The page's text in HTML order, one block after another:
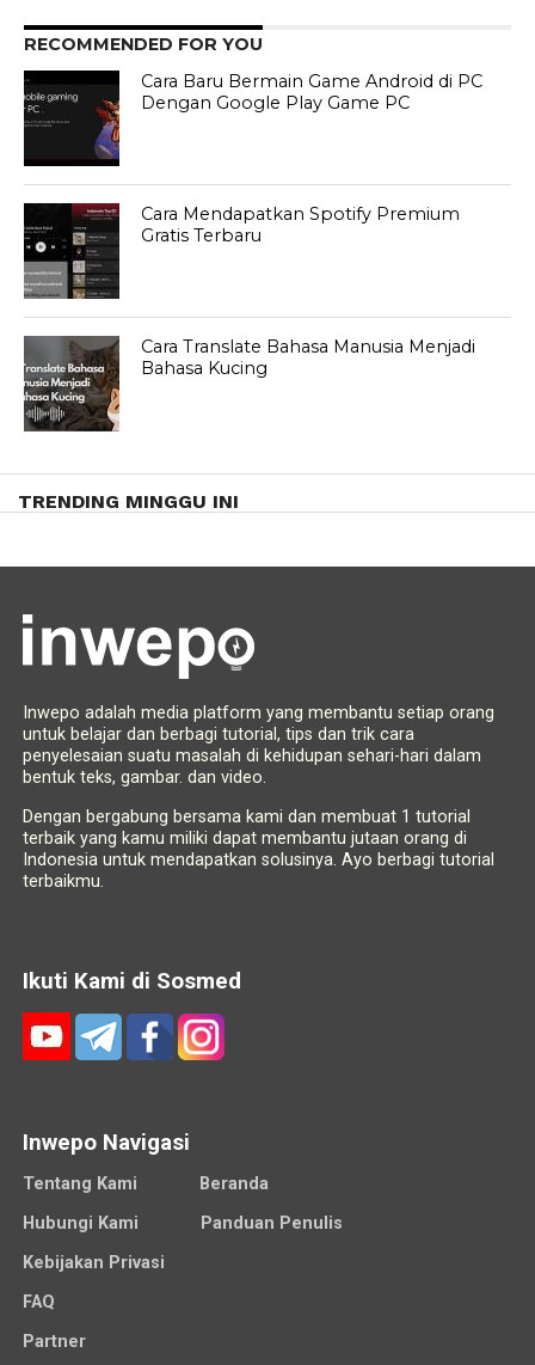
RECOMMENDED FOR YOU
Cara Baru Bermain Game Android di PC
Dengan Google Play Game PC
Cara Mendapatkan Spotify Premium
Gratis Terbaru
Cara Translate Bahasa Manusia Menjadi
Bahasa Kucing
TRENDING MINGGU INI
Inwepo adalah media platform yang membantu setiap orang
untuk belajar dan berbagi tutorial, tips dan trik cara
penyelesaian suatu masalah di kehidupan sehari-hari dalam
bentuk teks, gambar. dan video.
Dengan bergabung bersama kami dan membuat 1 tutorial
terbaik yang kamu miliki dapat membantu jutaan orang di
Indonesia untuk mendapatkan solusinya. Ayo berbagi tutorial
terbaikmu.
Ikuti Kami di Sosmed
Inwepo Navigasi
Tentang Kami
Beranda
Hubungi Kami
Panduan Penulis
Kebijakan Privasi
FAQ
Partner